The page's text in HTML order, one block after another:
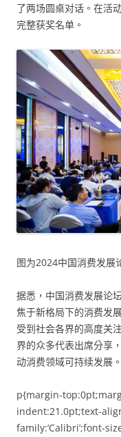
了两场圆桌对话。在活
完整获奖名单。
图为2024中国消费发展
据悉，中国消费发展论
焦于新格局下的消费发
受到社会各界的高度关
界的众多代表出席分享
动消费领域可持续发展。
p{margin-
indent:21.0pt;text-
family:’Calibri’;font-